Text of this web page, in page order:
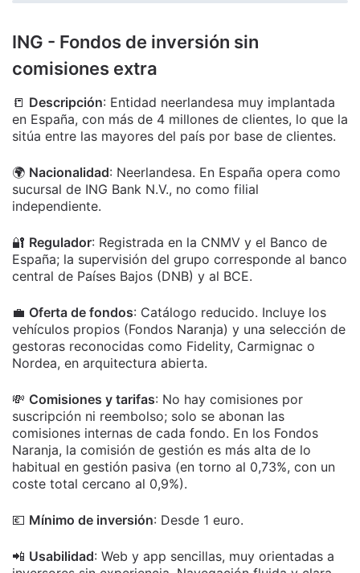
ING - Fondos de inversión sin
comisiones extra
📒 Descripción: Entidad neerlandesa muy implantada
en España, con más de 4 millones de clientes, lo que la
sitúa entre las mayores del país por base de clientes.
🌍 Nacionalidad: Neerlandesa. En España opera como
sucursal de ING Bank N.V., no como filial
independiente.
🔐 Regulador: Registrada en la CNMV y el Banco de
España; la supervisión del grupo corresponde al banco
central de Países Bajos (DNB) y al BCE.
💼 Oferta de fondos: Catálogo reducido. Incluye los
vehículos propios (Fondos Naranja) y una selección de
gestoras reconocidas como Fidelity, Carmignac o
Nordea, en arquitectura abierta.
💸 Comisiones y tarifas: No hay comisiones por
suscripción ni reembolso; solo se abonan las
comisiones internas de cada fondo. En los Fondos
Naranja, la comisión de gestión es más alta de lo
habitual en gestión pasiva (en torno al 0,73%, con un
coste total cercano al 0,9%).
💶 Mínimo de inversión: Desde 1 euro.
📲 Usabilidad: Web y app sencillas, muy orientadas a